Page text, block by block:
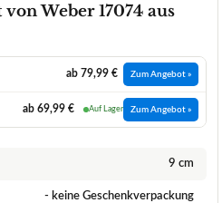
Weber 17074 aus
ab 79,99 € Zum Angebot »
ab 69,99 € Auf Lager Zum Angebot »
9 cm
- keine Geschenkverpackung